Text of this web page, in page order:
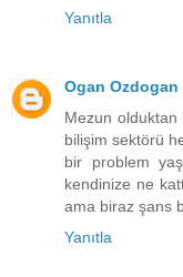
Yanıtla
Ogan Ozdogan
Mezun olduktan
bilişim sektörü
bir problem
kendinize ne
ama biraz şans
Yanıtla